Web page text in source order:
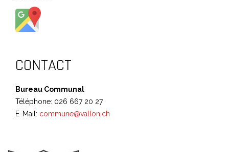
CONTACT
Bureau Communal
Téléphone: 026 667 20 27
E-Mail: commune@vallon.ch